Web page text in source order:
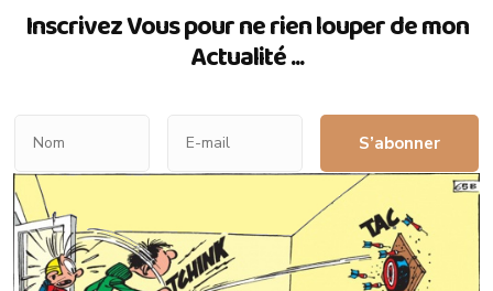
Inscrivez Vous pour ne rien louper de mon
Actualité ...
S’abonner